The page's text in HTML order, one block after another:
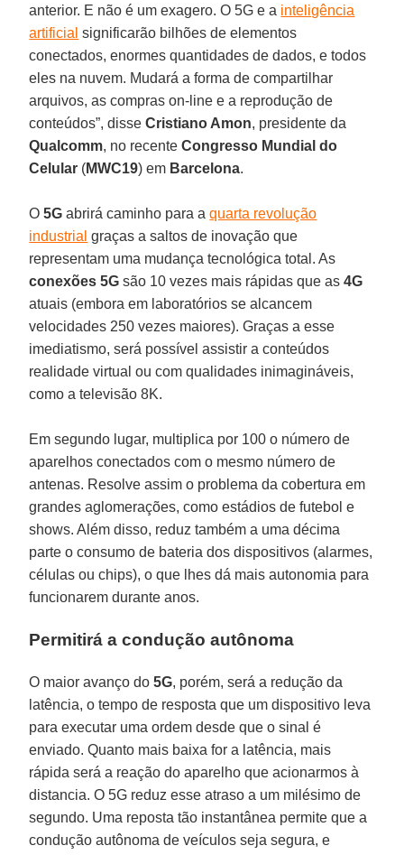
anterior. E não é um exagero. O 5G e a inteligência
artificial significarão bilhões de elementos
conectados, enormes quantidades de dados, e todos
eles na nuvem. Mudará a forma de compartilhar
arquivos, as compras on-line e a reprodução de
conteúdos”, disseCristiano Amon, presidente da
Qualcomm, no recenteCongresso Mundial do
Celular (MWC19) em Barcelona.
O5G abrirá caminho para aquarta revolução
industrial graças a saltos de inovação que
representam uma mudança tecnológica total. As
conexões 5G são 10 vezes mais rápidas que as4G
atuais (embora em laboratórios se alcancem
velocidades 250 vezes maiores). Graças a esse
imediatismo, será possível assistir a conteúdos
realidade virtual ou com qualidades inimagináveis,
como a televisão 8K.
Em segundo lugar, multiplica por 100 o número de
aparelhos conectados com o mesmo número de
antenas. Resolve assim o problema da cobertura em
grandes aglomerações, como estádios de futebol e
shows. Além disso, reduz também a uma décima
parte o consumo de bateria dos dispositivos (alarmes,
células ou chips), o que lhes dá mais autonomia para
funcionarem durante anos.
Permitirá a condução autônoma
O maior avanço do 5G, porém, será a redução da
latência, o tempo de resposta que um dispositivo leva
para executar uma ordem desde que o sinal é
enviado. Quanto mais baixa for a latência, mais
rápida será a reação do aparelho que acionarmos à
distancia. O 5G reduz esse atraso a um milésimo de
segundo. Uma reposta tão instantânea permite que a
condução autônoma de veículos seja segura, e